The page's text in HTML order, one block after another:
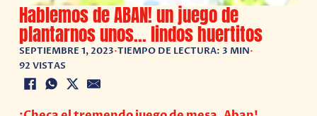
Hablemos de ABAN! un juego de
plantarnos unos… lindos huertitos
SEPTIEMBRE 1, 2023•TIEMPO DE LECTURA: 3 MIN•
92 VISTAS